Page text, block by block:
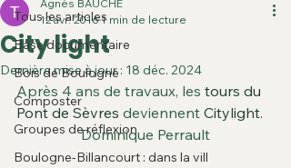
Tous les articles
Base documentaire
Bois de Boulogne
Composter
Groupes de réflexion
Boulogne-Billancourt : dans la vill
City light
Agnès BAUCHE
12 avr. 20161 min de lecture
Dernière mise à jour : 18 déc. 2024
Après 4 ans de travaux, les tours du
Pont de Sèvres deviennent Citylight.
Dominique Perrault